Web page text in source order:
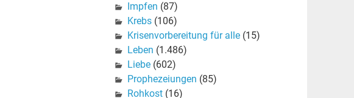
Impfen (87)
Krebs(106)
Krisenvorbereitung für alle(15)
Leben (1.486)
Liebe(602)
Prophezeiungen (85)
Rohkost(16)